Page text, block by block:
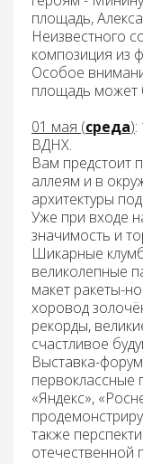
площадь,
Неизвестного
композиция из
Особое
площадь может
01 мая (среда):
ВДНХ.
Вам предстоит
аллеям и в
архитектуры
Уже при входе
значимость и
Шикарные
великолепные
макет ракеты-
хоровод
рекорды,
счастливое
Выставка-
первоклассные
«Яндекс»,
также
отечественной